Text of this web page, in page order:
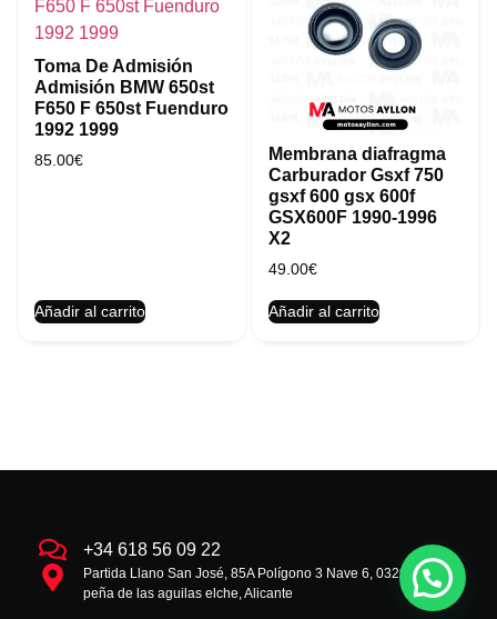
Toma De Admisión
Admisión BMW 650st
F650 F 650st Fuenduro
1992 1999
85.00€
Añadir al carrito
Membrana diafragma
Carburador Gsxf 750
gsxf 600 gsx 600f
GSX600F 1990-1996
X2
49.00€
Añadir al carrito
+34 618 56 09 22
Partida Llano San José, 85A Polígono 3 Nave 6, 03293 la
peña de las aguilas elche, Alicante